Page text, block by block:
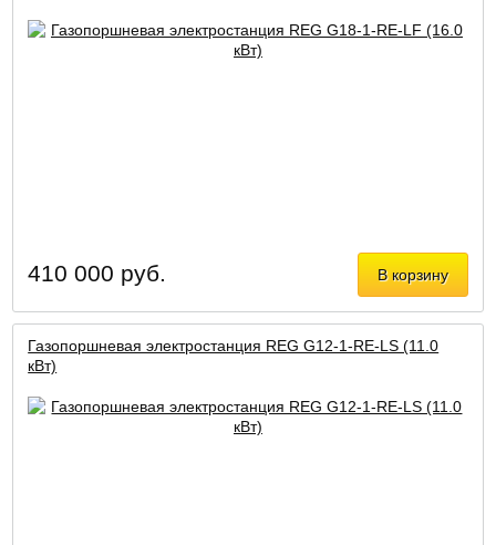
В корзину
410 000 руб.
Газопоршневая электростанция REG G12-1-RE-LS (11.0
кВт)